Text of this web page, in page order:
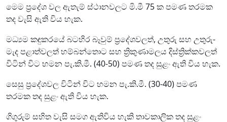
මෙම ප්‍රදේශ වල ඇතැම් ස්ථානවලට මි.මී 75 ක පමණ තරමක
තද වැසි ඇති විය හැක.
මධ්‍යම කඳුකරයේ බටහිර බෑවුම් ප්‍රදේශවලත්, උතුරු සහ උතුරු-
මැද පළාත්වලත් හම්බන්තොට සහ ත්‍රිකුණාමලය දිස්ත්‍රික්කවලත්
විටින් විට හමන පැ.කි.මී. (40-50) පමණ තද සුළං ඇති විය හැක.
සෙසු ප්‍රදේශවල විටින් විට හමන පැ.කි.මී. (30-40) පමණ
තරමක තද සුළං ඇති විය හැක.
ගිගුරුම් සහිත වැසි සමග ඇතිවිය හැකි තාවකාලික තද සුළං